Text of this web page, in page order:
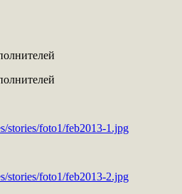
stories/foto1/feb2013-1.jpg
stories/foto1/feb2013-2.jpg